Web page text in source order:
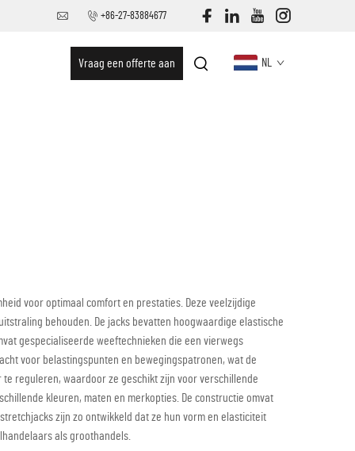
+86-27-83884677
Vraag een offerte aan NL
voor optimaal comfort en prestaties. Deze veelzijdige
behouden. De jacks bevatten hoogwaardige elastische
gespecialiseerde weeftechnieken die een vierwegs
voor belastingspunten en bewegingspatronen, wat de
reguleren, waardoor ze geschikt zijn voor verschillende
kleuren, maten en merkopties. De constructie omvat
zijn zo ontwikkeld dat ze hun vorm en elasticiteit
als groothandels.